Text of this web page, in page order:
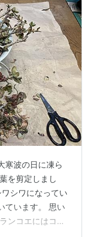
寒波の日に凍ら
を剪定しまし
シワになってい
ています。 思い
ンコエにはコナ